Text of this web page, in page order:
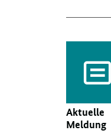
Aktuelle
Meldung